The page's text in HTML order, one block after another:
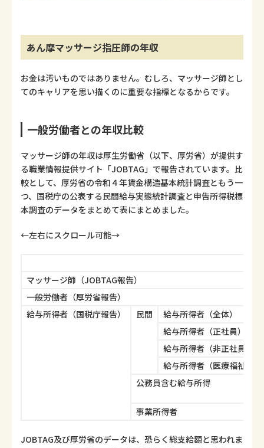
あん摩マッサージ指圧師の年収
お金は汚いものではありません。むしろ、マッサージ師とし
てのキャリアを思い描くのに重要な指標となるからです。
一般労働者との年収比較
マッサージ師の年収は厚生労働省（以下、厚労省）が提供す
る職業情報提供サイト「JOBTAG」で報告されています。比
較として、厚労省の令和４年賃金構造基本統計調査ともう一
つ、国税庁の公表する民間給与実態統計調査と申告所得税標
本調査のデータをまとめて表にまとめました。
←左右にスクロール可能→
マッサージ師（JOBTAG報告）
一般労働者（厚労省報告）
給与所得者（国税庁報告）
民間
給与所得者（全体）
給与所得者（正社員）
給与所得者（非正社員）
給与所得者（医療福祉）
公務員含む給与所得
事業所得者
JOBTAG及び厚労省のデータは、恐らく総支給額と思われま